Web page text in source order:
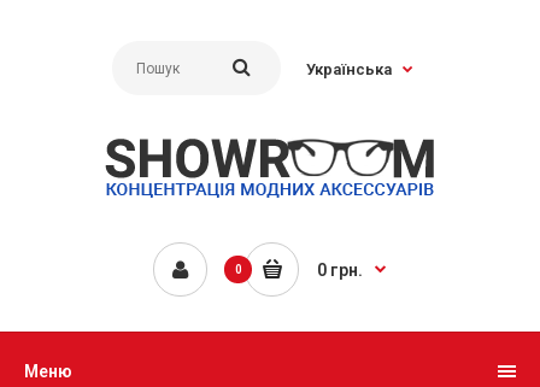
Українська
0 0 грн.
Меню